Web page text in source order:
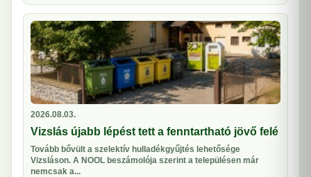
2026.08.03.
Vizslás újabb lépést tett a fenntartható jövő felé
Tovább bővült a szelektív hulladékgyűjtés lehetősége
Vizsláson. A NOOL beszámolója szerint a településen már
nemcsak a...